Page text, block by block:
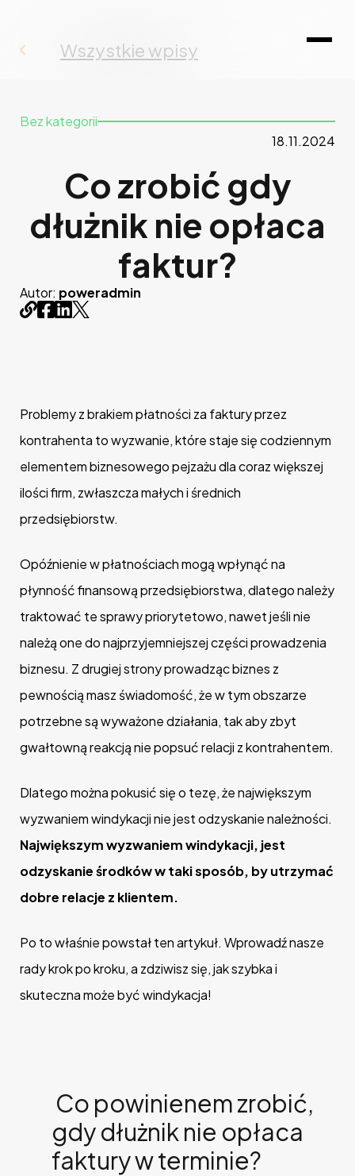
Wszystkie wpisy
Bez kategorii
18.11.2024
Co zrobić gdy
dłużnik nie opłaca
faktur?
Autor: poweradmin
Problemy z brakiem płatności za faktury przez
kontrahenta to wyzwanie, które staje się codziennym
elementem biznesowego pejzażu dla coraz większej
ilości firm, zwłaszcza małych i średnich
przedsiębiorstw.
Opóźnienie w płatnościach mogą wpłynąć na
płynność finansową przedsiębiorstwa, dlatego należy
traktować te sprawy priorytetowo, nawet jeśli nie
należą one do najprzyjemniejszej części prowadzenia
biznesu. Z drugiej strony prowadząc biznes z
pewnością masz świadomość, że w tym obszarze
potrzebne są wyważone działania, tak aby zbyt
gwałtowną reakcją nie popsuć relacji z kontrahentem.
Dlatego można pokusić się o tezę, że największym
wyzwaniem windykacji nie jest odzyskanie należności.
Największym wyzwaniem windykacji, jest
odzyskanie środków w taki sposób, by utrzymać
dobre relacje z klientem.
Po to właśnie powstał ten artykuł. Wprowadź nasze
rady krok po kroku, a zdziwisz się, jak szybka i
skuteczna może być windykacja!
Co powinienem zrobić,
gdy dłużnik nie opłaca
faktury w terminie?